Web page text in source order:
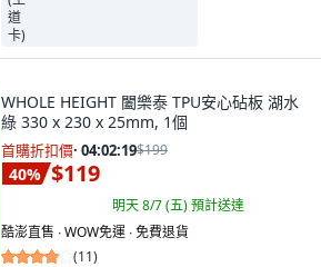
WHOLE HEIGHT 闔樂泰 TPU安心砧板 湖水
綠 330 x 230 x 25mm, 1個
首購折扣價· 04:02:18$199
40% $119
明天 8/7 (五)預計送達
酷澎直售 ∙ WOW免運 ∙ 免費退貨
(11)